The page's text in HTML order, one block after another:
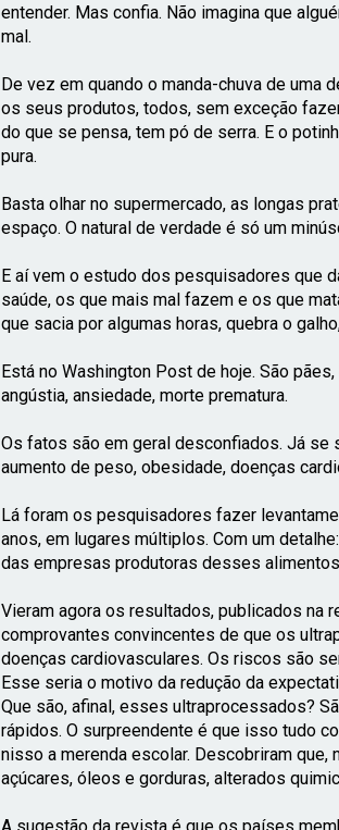
entender. Mas confia. Não imagina que
mal.
De vez em quando o manda-chuva de
os seus produtos, todos, sem exceção
do que se pensa, tem pó de serra. E o
pura.
Basta olhar no supermercado, as longas
espaço. O natural de verdade é só um
E aí vem o estudo dos pesquisadores que
saúde, os que mais mal fazem e os que
que sacia por algumas horas, quebra o
Está no Washington Post de hoje. São
angústia, ansiedade, morte prematura.
Os fatos são em geral desconfiados. Já se
aumento de peso, obesidade, doenças
Lá foram os pesquisadores fazer
anos, em lugares múltiplos. Com um
das empresas produtoras desses
Vieram agora os resultados, publicados na
comprovantes convincentes de que os
doenças cardiovasculares. Os riscos são
Esse seria o motivo da redução da
Que são, afinal, esses ultraprocessados?
rápidos. O surpreendente é que isso tudo
nisso a merenda escolar. Descobriram que,
açúcares, óleos e gorduras, alterados